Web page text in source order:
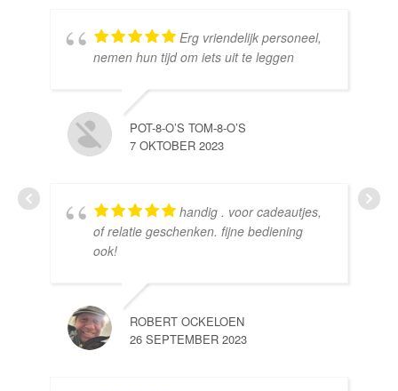
Erg vriendelijk personeel,
nemen hun tijd om iets uit te leggen
POT-8-O’S TOM-8-O’S
7 OKTOBER 2023
handig . voor cadeautjes,
of relatie geschenken. fijne bediening
ook!
ROBERT OCKELOEN
26 SEPTEMBER 2023